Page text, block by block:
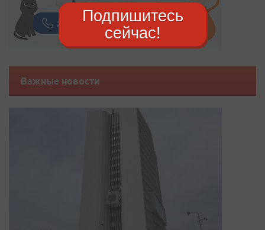
Важные новости
Подпишитесь
сейчас!